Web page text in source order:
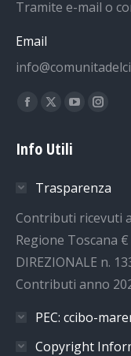
Tramite e-mail o
Email
Ci puoi trovare su:
Facebook
opens
new
window
X
opens
new
window
YouTube
new
window
new
Info Utili
Trasparenza
Contributi ricevuti
Regione Toscana €
DIREZIONALE n.
Contributi anno
PEC: ccibo-
Copyright